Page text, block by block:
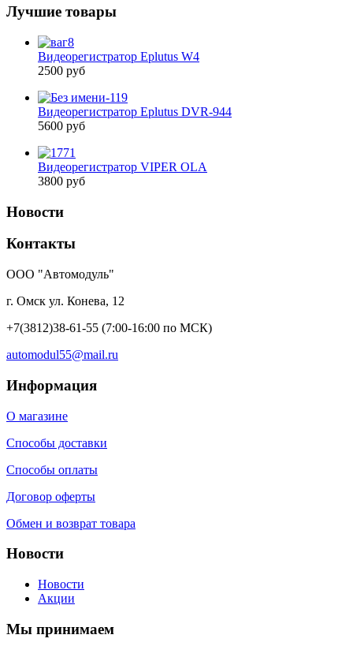
Лучшие товары
Видеорегистратор Eplutus W4
2500 руб
Видеорегистратор Eplutus DVR-944
5600 руб
Видеорегистратор VIPER OLA
3800 руб
Новости
Контакты
ООО "Автомодуль"
г. Омск ул. Конева, 12
+7(3812)38-61-55 (7:00-16:00 по МСК)
automodul55@mail.ru
Информация
О магазине
Способы доставки
Способы оплаты
Договор оферты
Обмен и возврат товара
Новости
Новости
Акции
Мы принимаем